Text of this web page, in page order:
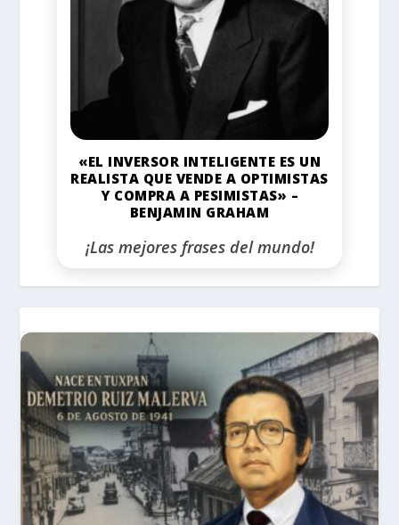
«EL INVERSOR INTELIGENTE ES UN
REALISTA QUE VENDE A OPTIMISTAS
Y COMPRA A PESIMISTAS» –
BENJAMIN GRAHAM
¡Las mejores frases del mundo!